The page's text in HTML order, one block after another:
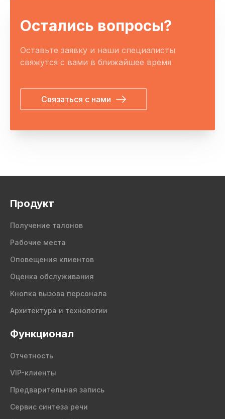
Остались вопросы?
Оставьте заявку и наши специалисты
свяжутся с вами в ближайшее время
Связаться с нами
Продукт
Получение талонов
Рабочие места
Оповещения клиентов
Оценка обслуживания
Кнопка вызова персонала
Архитектура и технологии
Функционал
Отчетность
VIP-клиенты
Предварительная запись
Сервис синтеза речи